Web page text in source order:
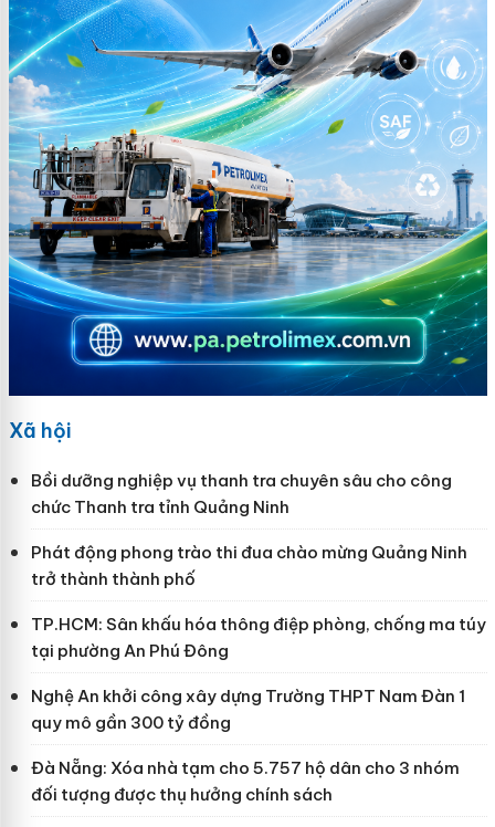
Xã hội
Bồi dưỡng nghiệp vụ thanh tra chuyên sâu cho công
chức Thanh tra tỉnh Quảng Ninh
Phát động phong trào thi đua chào mừng Quảng Ninh
trở thành thành phố
TP.HCM: Sân khấu hóa thông điệp phòng, chống ma túy
tại phường An Phú Đông
Nghệ An khởi công xây dựng Trường THPT Nam Đàn 1
quy mô gần 300 tỷ đồng
Đà Nẵng: Xóa nhà tạm cho 5.757 hộ dân cho 3 nhóm
đối tượng được thụ hưởng chính sách